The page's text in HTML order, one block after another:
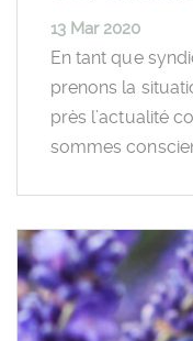
13 Mar 2020
En tant que
prenons la
près l’actualité
sommes